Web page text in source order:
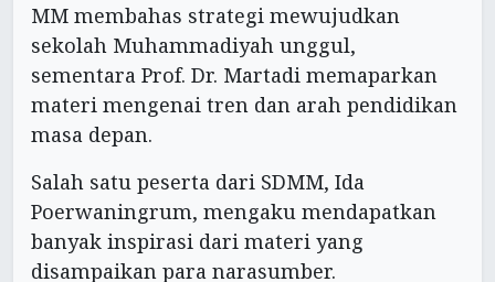
MM membahas strategi mewujudkan
sekolah Muhammadiyah unggul,
sementara Prof. Dr. Martadi memaparkan
materi mengenai tren dan arah pendidikan
masa depan.
Salah satu peserta dari SDMM, Ida
Poerwaningrum, mengaku mendapatkan
banyak inspirasi dari materi yang
disampaikan para narasumber.